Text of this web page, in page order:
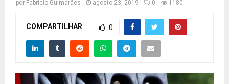
por Fabrício Guimarães agosto 23, 2019 0 1180
COMPARTILHAR 0